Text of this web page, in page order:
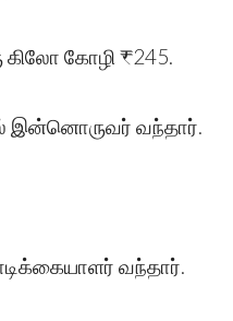
கிலோ கோழி ₹245.
இன்னொருவர் வந்தார்.
வந்தார்.